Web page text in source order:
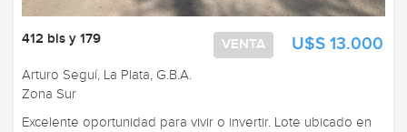
U$S 13.000
VENTA
412 bis y 179
Arturo Seguí, La Plata, G.B.A.
Zona Sur
Excelente oportunidad para vivir o invertir. Lote ubicado en